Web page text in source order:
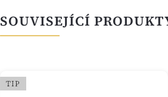
SOUVISEJÍCÍ
TIP